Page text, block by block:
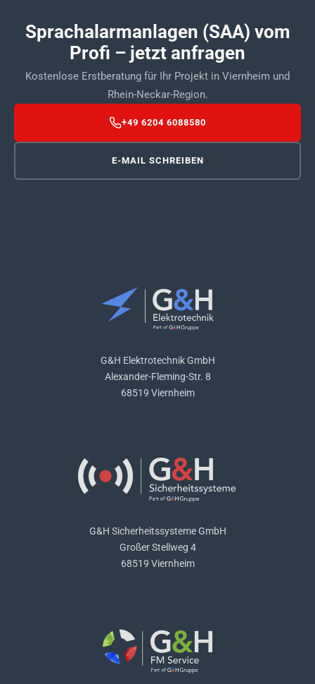
Sprachalarmanlagen (SAA) vom
Profi – jetzt anfragen
Kostenlose Erstberatung für Ihr Projekt in Viernheim und
Rhein-Neckar-Region.
+49 6204 6088580
E-MAIL SCHREIBEN
G&H Elektrotechnik GmbH
Alexander-Fleming-Str. 8
68519 Viernheim
G&H Sicherheitssysteme GmbH
Großer Stellweg 4
68519 Viernheim